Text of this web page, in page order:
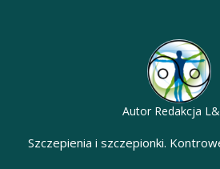
Autor Redakcja
Szczepienia i szczepionki.